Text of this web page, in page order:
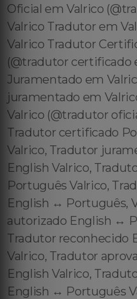
Oficial em Valrico
Valrico Tradutor em
Valrico Tradutor
(@tradutor certificado
Juramentado em
juramentado em
Valrico (@tradutor
Tradutor certificado
Valrico, Tradutor
English Valrico,
Português Valrico,
English ↔️ Português,
autorizado English ↔️
Tradutor reconhecido
Valrico, Tradutor
English Valrico,
English ↔️ Português